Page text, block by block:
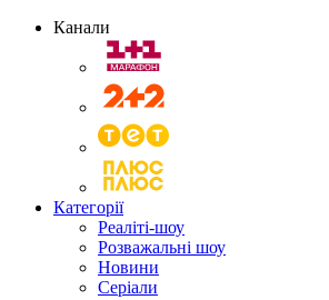
Канали
Категорії
Реаліті-шоу
Розважальні шоу
Новини
Серіали